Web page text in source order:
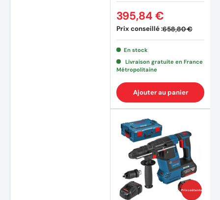
(2
Prix conseillé :658,80 €
395,84 €
En stock
Livraison gratuite en France
Métropolitaine
Ajouter au panier
Prix coûtants